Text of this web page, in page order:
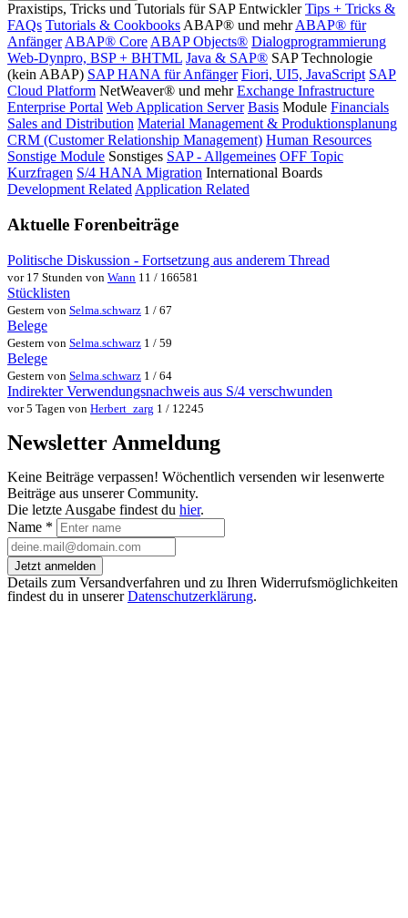
Praxistips, Tricks und Tutorials für SAP Entwickler Tips + Tricks &
FAQs Tutorials & CookbooksABAP® und mehrABAP® für
AnfängerABAP® CoreABAP Objects® Dialogprogrammierung
Web-Dynpro, BSP + BHTML Java & SAP® SAP Technologie
(kein ABAP) SAP HANA für Anfänger Fiori, UI5, JavaScript SAP
Cloud Platform NetWeaver® und mehr Exchange Infrastructure
Enterprise Portal Web Application Server Basis Module Financials
Sales and Distribution Material Management & Produktionsplanung
CRM (Customer Relationship Management) Human Resources
Sonstige Module Sonstiges SAP - Allgemeines OFF Topic
Kurzfragen S/4 HANA Migration International Boards
Development RelatedApplication Related
Aktuelle Forenbeiträge
Politische Diskussion - Fortsetzung aus anderem Thread
vor 17 Stunden von Wann 11 / 166581
Stücklisten
Gestern von Selma.schwarz 1 / 67
Belege
Gestern von Selma.schwarz 1 / 59
Belege
Gestern von Selma.schwarz 1 / 64
Indirekter Verwendungsnachweis aus S/4 verschwunden
vor 5 Tagen von Herbert_zarg 1 / 12245
Newsletter Anmeldung
Keine Beiträge verpassen! Wöchentlich versenden wir lesenwerte
Beiträge aus unserer Community.
Die letzte Ausgabe findest du hier.
Name *
Jetzt anmelden
Details zum Versandverfahren und zu Ihren Widerrufsmöglichkeiten
findest du in unsererDatenschutzerklärung.